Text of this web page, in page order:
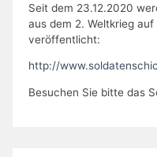
Seit dem 23.12.2020
aus dem 2. Weltkrieg
veröffentlicht:
http://
Besuchen Sie bitte das